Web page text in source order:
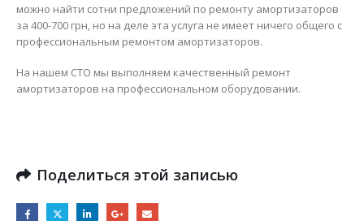
можно найти сотни предложений по ремонту амортизаторов
за 400-700 грн, но на деле эта услуга не имеет ничего общего с
профессиональным ремонтом амортизаторов.
На нашем СТО мы выполняем качественный ремонт
амортизаторов на профессиональном оборудовании.
Поделиться этой записью